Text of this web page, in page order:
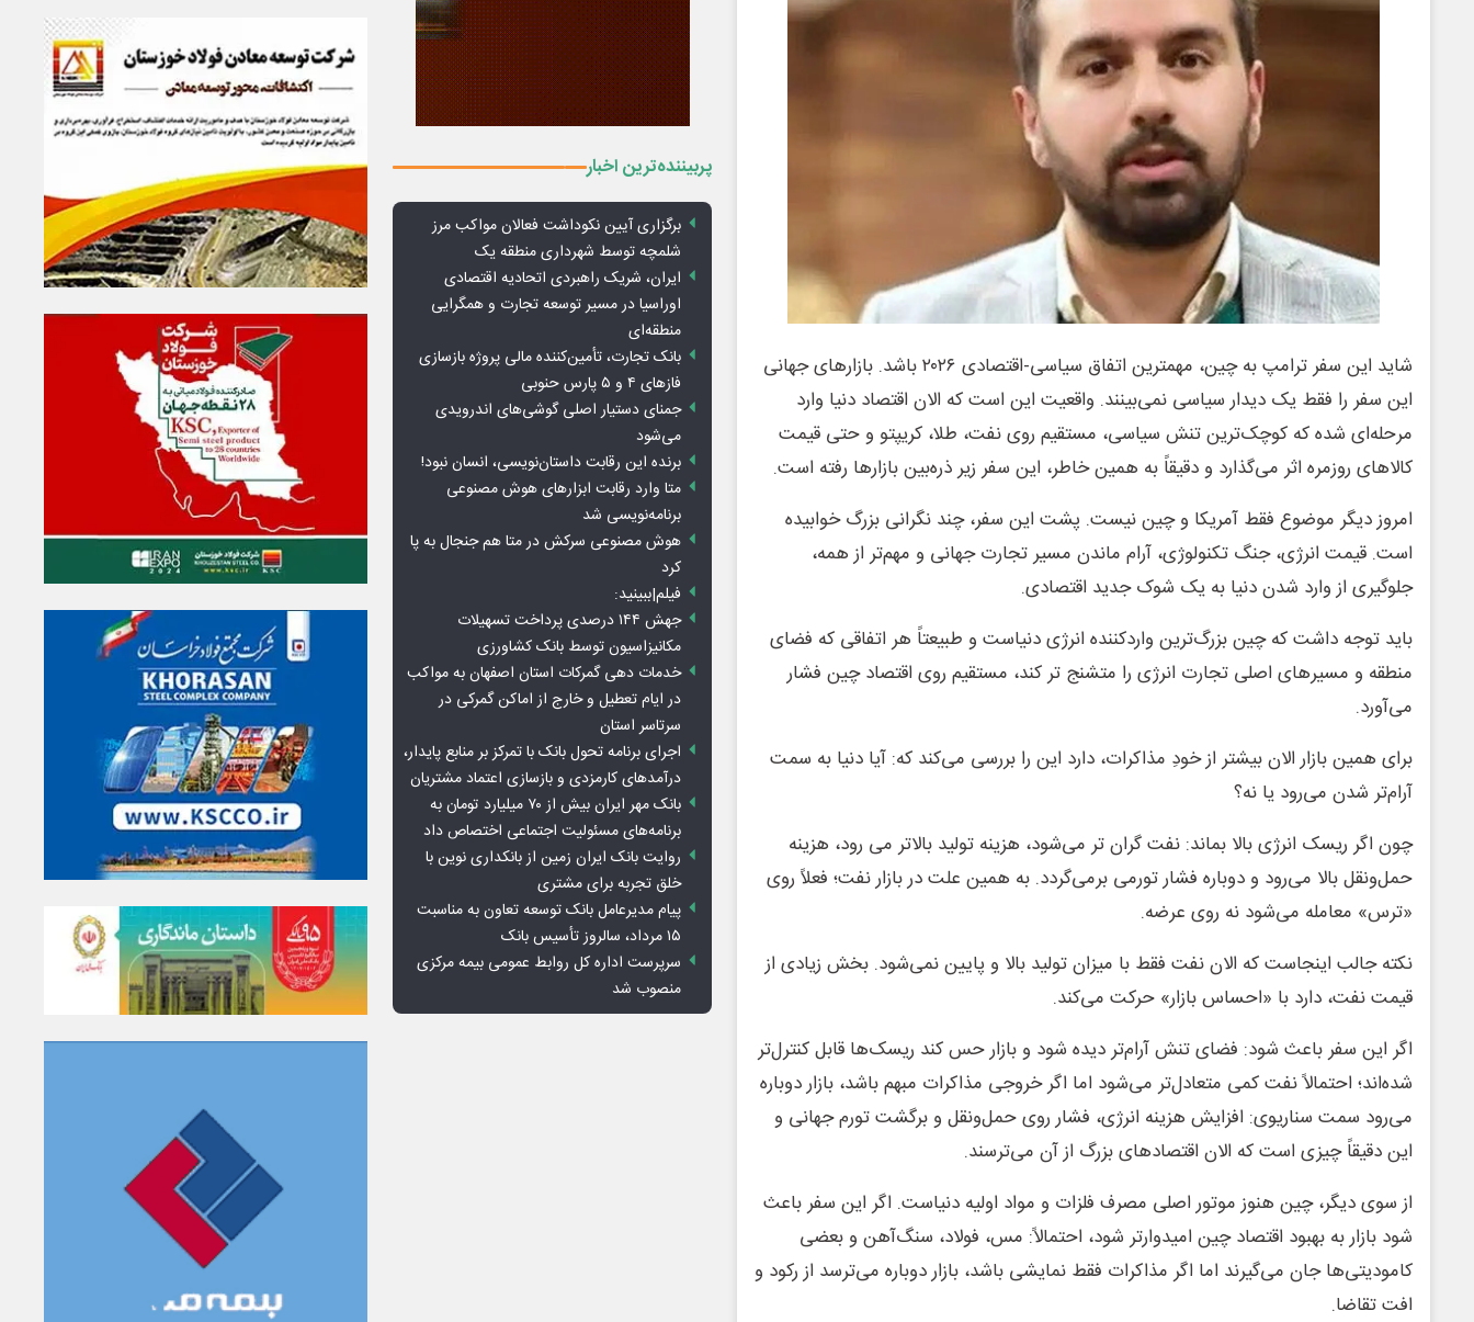
شاید این سفر ترامپ به چین، مهمترین اتفاق سیاسی-اقتصادی ۲۰۲۶ باشد. بازارهای جهانی
این سفر را فقط یک دیدار سیاسی نمی‌بینند. واقعیت این است که الان اقتصاد دنیا وارد
مرحله‌ای شده که کوچک‌ترین تنش سیاسی، مستقیم روی نفت، طلا، کریپتو و حتی قیمت
کالاهای روزمره اثر می‌گذارد و دقیقاً به همین خاطر، این سفر زیر ذره‌بین بازارها رفته است.
امروز دیگر موضوع فقط آمریکا و چین نیست. پشت این سفر، چند نگرانی بزرگ خوابیده
است. قیمت انرژی، جنگ تکنولوژی، آرام ماندن مسیر تجارت جهانی و مهم‌تر از همه،
جلوگیری از وارد شدن دنیا به یک شوک جدید اقتصادی.
باید توجه داشت که چین بزرگ‌ترین واردکننده انرژی دنیاست و طبیعتاً هر اتفاقی که فضای
منطقه و مسیرهای اصلی تجارت انرژی را متشنج تر کند، مستقیم روی اقتصاد چین فشار
می‌آورد.
برای همین بازار الان بیشتر از خودِ مذاکرات، دارد این را بررسی می‌کند که: آیا دنیا به سمت
آرام‌تر شدن می‌رود یا نه؟
چون اگر ریسک انرژی بالا بماند: نفت گران تر می‌شود، هزینه تولید بالاتر می رود، هزینه
حمل‌ونقل بالا می‌رود و دوباره فشار تورمی برمی‌گردد. به همین علت در بازار نفت؛ فعلاً روی
«ترس» معامله می‌شود نه روی عرضه.
نکته جالب اینجاست که الان نفت فقط با میزان تولید بالا و پایین نمی‌شود. بخش زیادی از
قیمت نفت، دارد با «احساس بازار» حرکت می‌کند.
اگر این سفر باعث شود: فضای تنش آرام‌تر دیده شود و بازار حس کند ریسک‌ها قابل کنترل‌تر
شده‌اند؛ احتمالاً نفت کمی متعادل‌تر می‌شود اما اگر خروجی مذاکرات مبهم باشد، بازار دوباره
می‌رود سمت سناریوی: افزایش هزینه انرژی، فشار روی حمل‌ونقل و برگشت تورم جهانی و
این دقیقاً چیزی است که الان اقتصادهای بزرگ از آن می‌ترسند.
از سوی دیگر، چین هنوز موتور اصلی مصرف فلزات و مواد اولیه دنیاست. اگر این سفر باعث
شود بازار به بهبود اقتصاد چین امیدوارتر شود، احتمالاً: مس، فولاد، سنگ‌آهن و بعضی
کامودیتی‌ها جان می‌گیرند اما اگر مذاکرات فقط نمایشی باشد، بازار دوباره می‌ترسد از رکود و
افت تقاضا.
پربیننده‌ترین اخبار
برگزاری آیین نکوداشت فعالان مواکب مرز
شلمچه توسط شهرداری منطقه یک
ایران، شریک راهبردی اتحادیه اقتصادی
اوراسیا در مسیر توسعه تجارت و همگرایی
منطقه‌ای
بانک تجارت، تأمین‌کننده مالی پروژه بازسازی
فازهای ۴ و ۵ پارس حنوبی
جمنای دستیار اصلی گوشی‌های اندرویدی
می‌شود
برنده این رقابت داستان‌نویسی، انسان نبود!
متا وارد رقابت ابزارهای هوش مصنوعی
برنامه‌نویسی شد
هوش مصنوعی سرکش در متا هم جنجال به پا
کرد
فیلم|ببینید:
جهش ۱۴۴ درصدی پرداخت تسهیلات
مکانیزاسیون توسط بانک کشاورزی
خدمات دهی گمرکات استان اصفهان به مواکب
در ایام تعطیل و خارج از اماکن گمرکی در
سرتاسر استان
اجرای برنامه تحول بانک با تمرکز بر منابع پایدار،
درآمدهای کارمزدی و بازسازی اعتماد مشتریان
بانک مهر ایران بیش از ۷۰ میلیارد تومان به
برنامه‌های مسئولیت اجتماعی اختصاص داد
روایت بانک ایران زمین از بانکداری نوین با
خلق تجربه برای مشتری
پیام مدیرعامل بانک توسعه تعاون به مناسبت
۱۵ مرداد، سالروز تأسیس بانک
سرپرست اداره کل روابط عمومی بیمه مرکزی
منصوب شد